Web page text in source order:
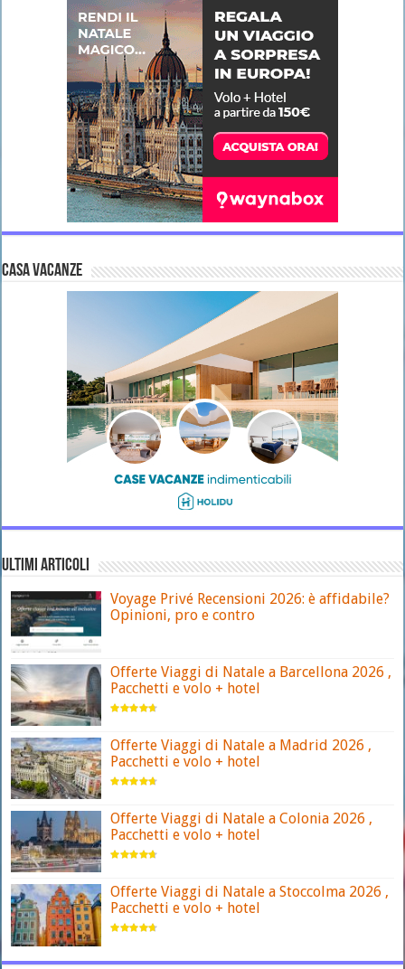
CASA VACANZE
ULTIMI ARTICOLI
Voyage Privé Recensioni 2026: è affidabile?
Opinioni, pro e contro
Offerte Viaggi di Natale a Barcellona 2026 ,
Pacchetti e volo + hotel
Offerte Viaggi di Natale a Madrid 2026 ,
Pacchetti e volo + hotel
Offerte Viaggi di Natale a Colonia 2026 ,
Pacchetti e volo + hotel
Offerte Viaggi di Natale a Stoccolma 2026 ,
Pacchetti e volo + hotel